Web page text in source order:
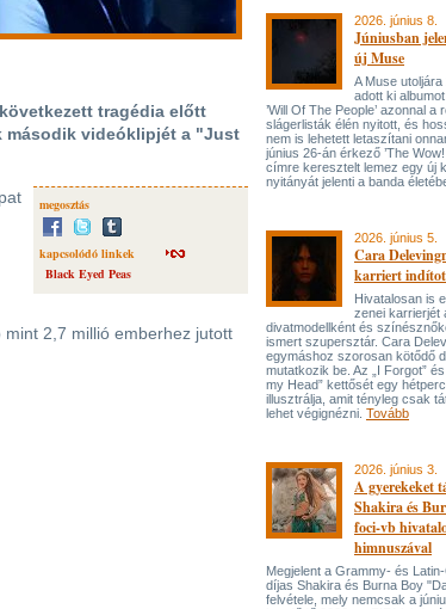
tragédia előtt
második videóklipjét a "Just
megosztás
kapcsolódó linkek
Black Eyed Peas
2,7 millió emberhez jutott
2026. június 8.
Júniusban
új Muse
A Muse
adott ki
’Will Of The People’ azonnal a
slágerlisták élén nyitott, és
nem is lehetett letaszítani
június 26-án érkező ’The Wow!
címre keresztelt lemez egy új
nyitányát jelenti a banda
2026. június 5.
Cara
karriert
Hivatalosan is
zenei karrierjét
divatmodellként és
ismert szupersztár. Cara
egymáshoz szorosan kötődő
mutatkozik be. Az „I Forgot”
my Head” kettősét egy
illusztrálja, amit tényleg csak
lehet végignézni. Tovább
2026. június 3.
A gyerekeket
Shakira és
foci-vb
himnuszával
Megjelent a Grammy- és
díjas Shakira és Burna Boy
felvétele, mely nemcsak a